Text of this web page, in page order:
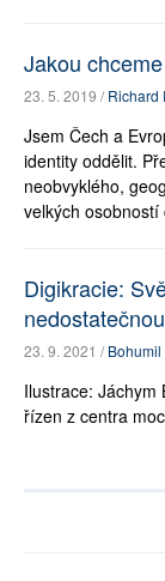
Jakou
23. 5. 2019 /Richard
Jsem Čech a
identity oddělit.
neobvyklého,
velkých osobností
Digikracie:
23. 9. 2021 /
Ilustrace: Jáchym
řízen z centra